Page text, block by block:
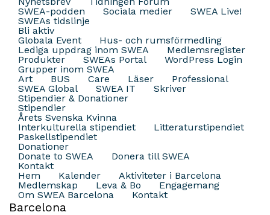
SWEA-podden
Sociala medier
SWEA Live!
SWEAs tidslinje
Bli aktiv
Globala Event
Hus- och rumsförmedling
Lediga uppdrag inom SWEA
Medlemsregister
Produkter
SWEAs Portal
WordPress Login
Grupper inom SWEA
Art
BUS Care Läser
Professional
SWEA Global
SWEA IT
Skriver
Stipendier & Donationer
Stipendier
Årets Svenska Kvinna
Interkulturella stipendiet
Litteraturstipendiet
Paskellstipendiet
Donationer
Donate to SWEA
Donera till SWEA
Kontakt
Hem
Kalender
Aktiviteter i Barcelona
Medlemskap
Leva & Bo
Engagemang
Om SWEA Barcelona
Kontakt
Barcelona